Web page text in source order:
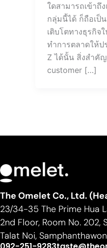
ใดสามารถเข้าถึ
กลุ่มนี้ได้ ก็ถือเป็
เติบโตทางธุรกิจ
ทำการตลาดให้ป
Z ได้นั้น สิ่งสำคั
customer […]
The Omelet Co., Ltd.
23/34-35 The Prime Hua
2nd Floor, Room No. 202,
Talat Noi,